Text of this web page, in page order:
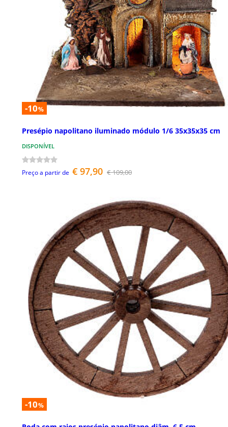
-10%
Presépio napolitano iluminado módulo 1/6 35x35x35 cm
DISPONÍVEL
Preço a partir de € 97,90 € 109,00
-10%